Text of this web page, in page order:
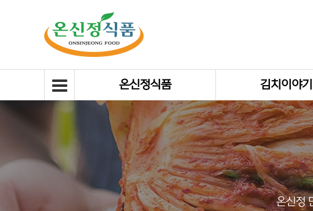
온신정식품 김치이야기
온신정